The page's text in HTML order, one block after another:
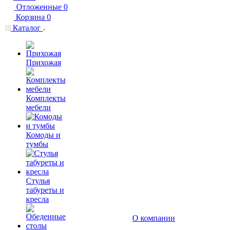
Отложенные 0
Корзина 0
Каталог
Прихожая
Комплекты
мебели
Комоды и
тумбы
Стулья
табуреты и
кресла
О компании